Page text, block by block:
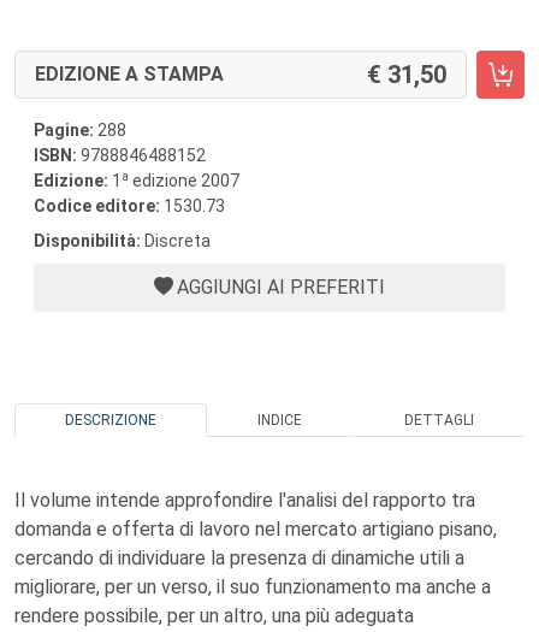
EDIZIONE A STAMPA 31,50
Pagine: 288
ISBN: 9788846488152
Edizione: 1 a edizione 2007
Codice editore: 1530.73
Disponibilità: Discreta
AGGIUNGI AI PREFERITI
DESCRIZIONE INDICE DETTAGLI
Il volume intende approfondire l'analisi del rapporto tra
domanda e offerta di lavoro nel mercato artigiano pisano,
cercando di individuare la presenza di dinamiche utili a
migliorare, per un verso, il suo funzionamento ma anche a
rendere possibile, per un altro, una più adeguata